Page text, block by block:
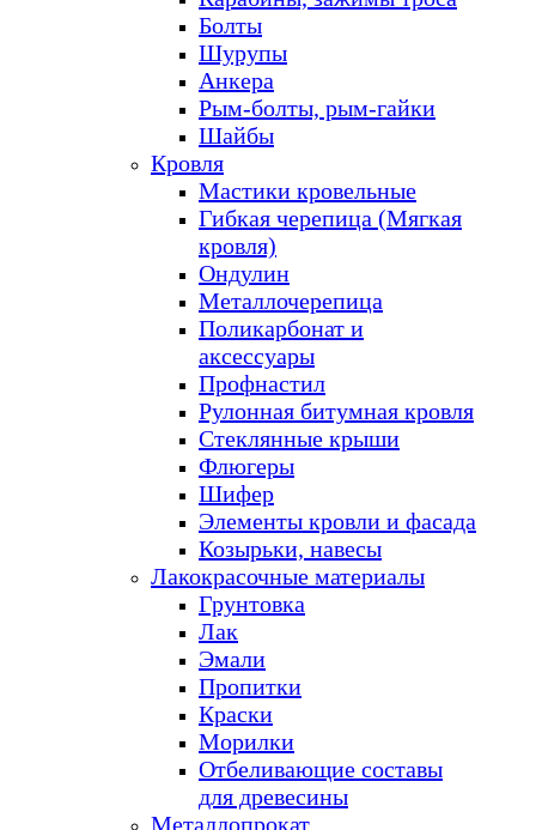
Болты
Шурупы
Анкера
Рым-болты, рым-гайки
Шайбы
Кровля
Мастики кровельные
Гибкая черепица (Мягкая
кровля)
Ондулин
Металлочерепица
Поликарбонат и
аксессуары
Профнастил
Рулонная битумная кровля
Стеклянные крыши
Флюгеры
Шифер
Элементы кровли и фасада
Козырьки, навесы
Лакокрасочные материалы
Грунтовка
Лак
Эмали
Пропитки
Краски
Морилки
Отбеливающие составы
для древесины
Металлопрокат